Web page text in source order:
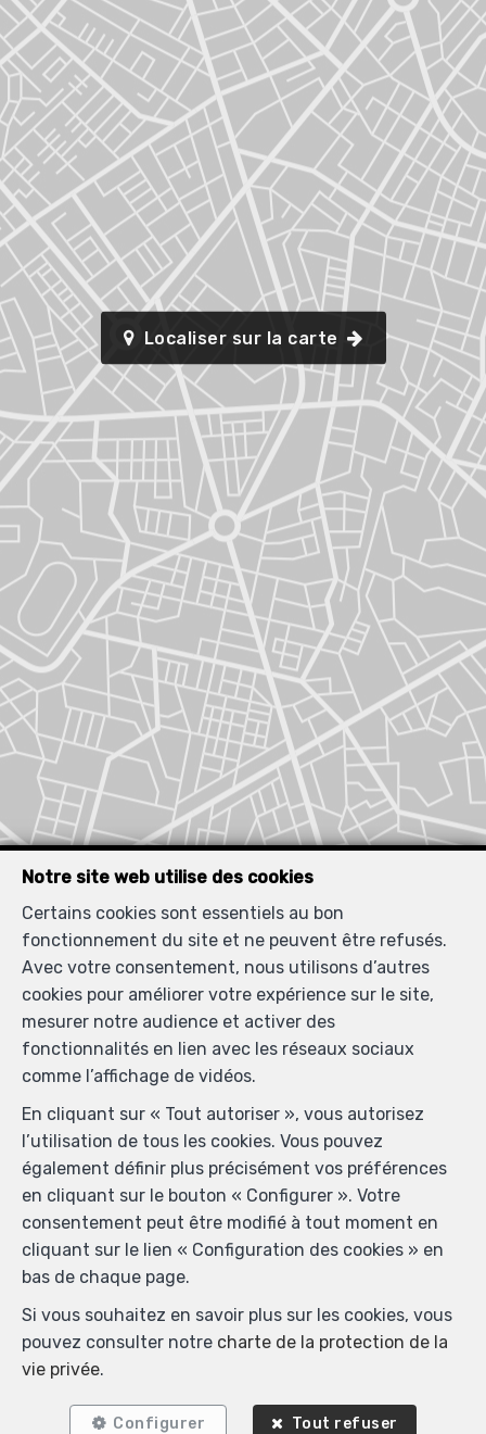
Localiser sur la carte
Biens similaires
1 1 45 m²
Appartement à louer
Notre site web utilise des cookies
Certains cookies sont essentiels au bon
fonctionnement du site et ne peuvent être refusés.
Avec votre consentement, nous utilisons d’autres
cookies pour améliorer votre expérience sur le site,
mesurer notre audience et activer des
fonctionnalités en lien avec les réseaux sociaux
comme l’affichage de vidéos.
En cliquant sur « Tout autoriser », vous autorisez
l’utilisation de tous les cookies. Vous pouvez
également définir plus précisément vos préférences
en cliquant sur le bouton « Configurer ». Votre
consentement peut être modifié à tout moment en
cliquant sur le lien « Configuration des cookies » en
bas de chaque page.
Si vous souhaitez en savoir plus sur les cookies, vous
pouvez consulter notre charte de la protection de la
vie privée.
Configurer Tout refuser